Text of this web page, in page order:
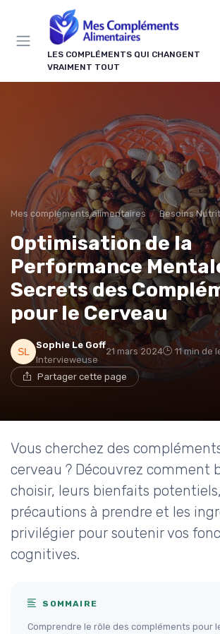
LES COMPLÉMENTS QUI CHANGENT
VRAIMENT TOUT
Mes complements alimentaires Besoins
Optimisation de la
Performance
Secrets des
pour le Cerveau
Sophie Le Goff
Intervieweuse
21 mars 2024 11 min de
Partager cette page
Vous cherchez des
cerveau ? Découvrez comment
choisir, leurs bienfaits
précautions à prendre et les
privilégier pour soutenir vos
cognitives.
SOMMAIRE
Comprendre le rôle des compléments pour
Panneau de gestion des cookies